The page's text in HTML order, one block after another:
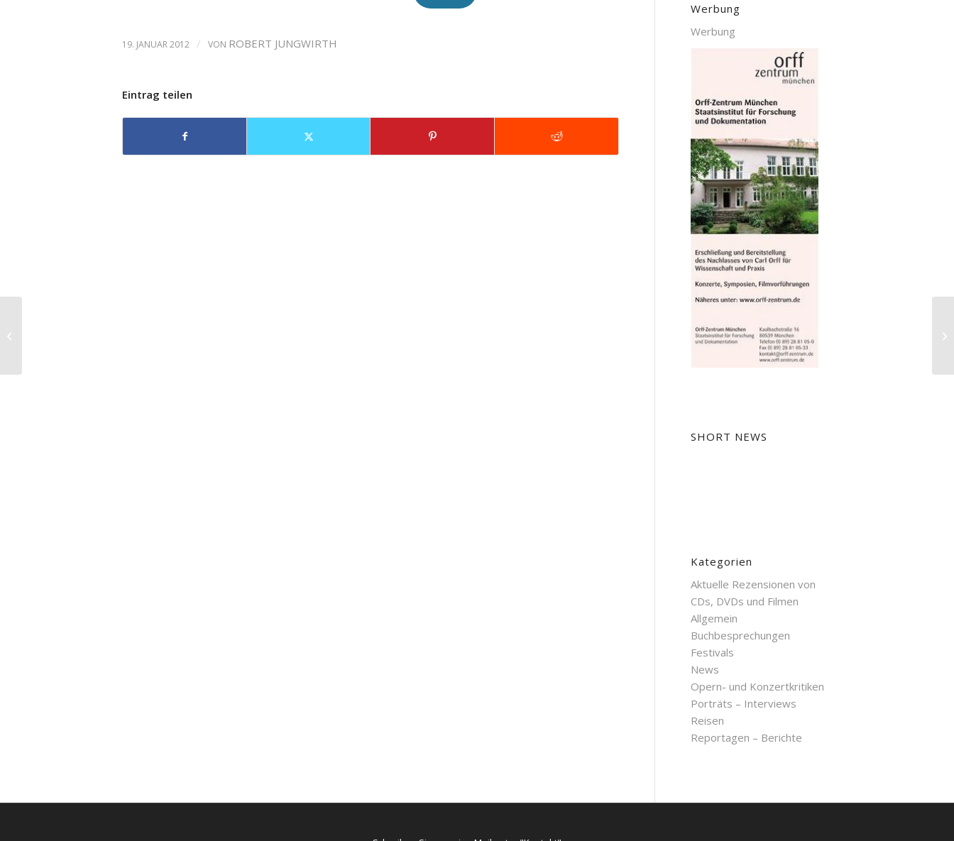
19. JANUAR 2012 / VON ROBERT JUNGWIRTH
Eintrag teilen
Werbung
Werbung
SHORT NEWS
Kategorien
Aktuelle Rezensionen von
CDs, DVDs und Filmen
Allgemein
Buchbesprechungen
Festivals
News
Opern- und Konzertkritiken
Porträts – Interviews
Reisen
Reportagen – Berichte